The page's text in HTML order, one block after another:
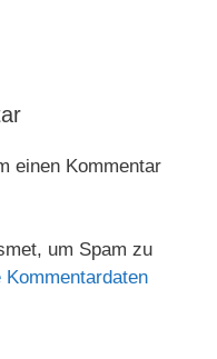
einen Kommentar
um Spam zu
Kommentardaten